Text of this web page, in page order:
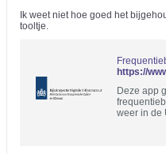
Ik weet niet hoe goed het
tooltje.
https://
Deze app
weer in de